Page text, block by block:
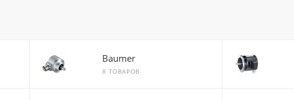
Baumer
8 ТОВАРОВ